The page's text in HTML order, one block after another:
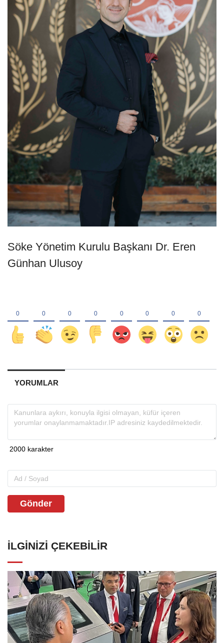
Söke Yönetim Kurulu Başkanı Dr. Eren
Günhan Ulusoy
YORUMLAR
Gönder
İLGINIZI ÇEKEBILIR